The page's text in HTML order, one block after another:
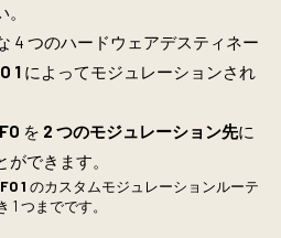
4 つのハードウェアデスティネー
1 によってモジュレーションされ
を 2 つのモジュレーション先に
できます。
1 のカスタムモジュレーションルーテ
1 つまでです。